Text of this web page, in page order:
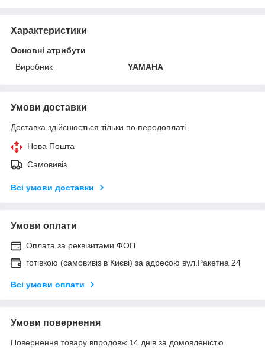
Характеристики
Основні атрибути
Виробник
YAMAHA
Умови доставки
Доставка здійснюється тільки по передоплаті.
Нова Пошта
Самовивіз
Всі умови доставки
Умови оплати
Оплата за реквізитами ФОП
готівкою (самовивіз в Києві) за адресою вул.Ракетна 24
Всі умови оплати
Умови повернення
Повернення товару впродовж 14 днів за домовленістю